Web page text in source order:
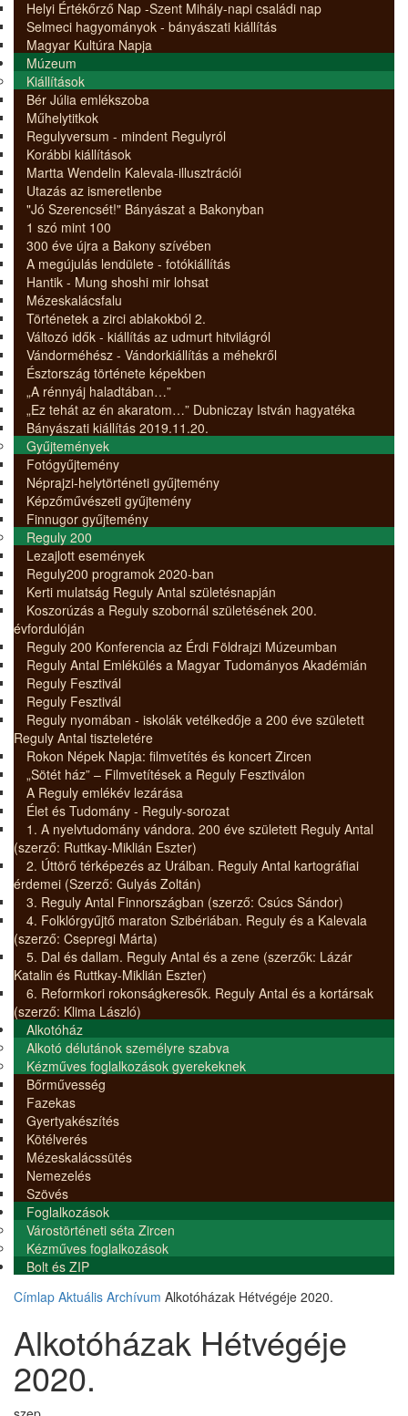
Helyi Értékőrző Nap -Szent Mihály-napi családi nap
Selmeci hagyományok - bányászati kiállítás
Magyar Kultúra Napja
Múzeum
Kiállítások
Bér Júlia emlékszoba
Műhelytitkok
Regulyversum - mindent Regulyról
Korábbi kiállítások
Martta Wendelin Kalevala-illusztrációi
Utazás az ismeretlenbe
"Jó Szerencsét!" Bányászat a Bakonyban
1 szó mint 100
300 éve újra a Bakony szívében
A megújulás lendülete - fotókiállítás
Hantik - Mung shoshi mir lohsat
Mézeskalácsfalu
Történetek a zirci ablakokból 2.
Változó idők - kiállítás az udmurt hitvilágról
Vándorméhész - Vándorkiállítás a méhekről
Észtország története képekben
„A rénnyáj haladtában…”
„Ez tehát az én akaratom…” Dubniczay István hagyatéka
Bányászati kiállítás 2019.11.20.
Gyűjtemények
Fotógyűjtemény
Néprajzi-helytörténeti gyűjtemény
Képzőművészeti gyűjtemény
Finnugor gyűjtemény
Reguly 200
Lezajlott események
Reguly200 programok 2020-ban
Kerti mulatság Reguly Antal születésnapján
Koszorúzás a Reguly szobornál születésének 200.
évfordulóján
Reguly 200 Konferencia az Érdi Földrajzi Múzeumban
Reguly Antal Emlékülés a Magyar Tudományos Akadémián
Reguly Fesztivál
Reguly Fesztivál
Reguly nyomában - iskolák vetélkedője a 200 éve született
Reguly Antal tiszteletére
Rokon Népek Napja: filmvetítés és koncert Zircen
„Sötét ház” – Filmvetítések a Reguly Fesztiválon
A Reguly emlékév lezárása
Élet és Tudomány - Reguly-sorozat
1. A nyelvtudomány vándora. 200 éve született Reguly Antal
(szerző: Ruttkay-Miklián Eszter)
2. Úttörő térképezés az Urálban. Reguly Antal kartográfiai
érdemei (Szerző: Gulyás Zoltán)
3. Reguly Antal Finnországban (szerző: Csúcs Sándor)
4. Folklórgyűjtő maraton Szibériában. Reguly és a Kalevala
(szerző: Csepregi Márta)
5. Dal és dallam. Reguly Antal és a zene (szerzők: Lázár
Katalin és Ruttkay-Miklián Eszter)
6. Reformkori rokonságkeresők. Reguly Antal és a kortársak
(szerző: Klima László)
Alkotóház
Alkotó délutánok személyre szabva
Kézműves foglalkozások gyerekeknek
Bőrművesség
Fazekas
Gyertyakészítés
Kötélverés
Mézeskalácssütés
Nemezelés
Szövés
Foglalkozások
Várostörténeti séta Zircen
Kézműves foglalkozások
Bolt és ZIP
Címlap Aktuális Archívum Alkotóházak Hétvégéje 2020.
Alkotóházak Hétvégéje
2020.